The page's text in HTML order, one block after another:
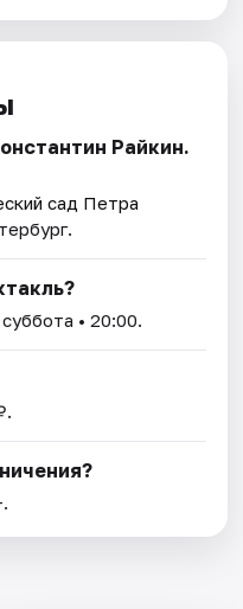
Райкин.
сад Петра
суббота • 20:00.